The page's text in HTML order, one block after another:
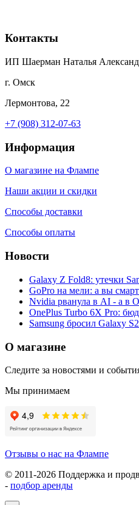
Контакты
ИП Шаерман Наталья
г. Омск
Лермонтова, 22
+7 (908) 312-07-63
Информация
О магазине на Флампе
Наши акции и скидки
Способы доставки
Способы оплаты
Новости
Galaxy Z Fold8: утечки
GoPro на мели: а вы
Nvidia рванула в AI - а в
OnePlus Turbo 6X Pro:
Samsung бросил Galaxy
О магазине
Следите за новостями и
Мы принимаем
Отзывы о нас на Флампе
© 2011-2026 Поддержка и
- подбор аренды